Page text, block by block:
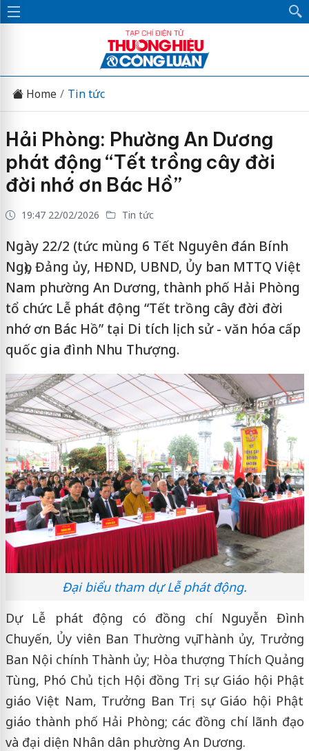
Home Tin tức
Hải Phòng: Phường An Dương
phát động “Tết trồng cây đời
đời nhớ ơn Bác Hồ”
19:47 22/02/2026 Tin tức
Ngày 22/2 (tức mùng 6 Tết Nguyên đán Bính
Ngọ), Đảng ủy, HĐND, UBND, Ủy ban MTTQ Việt
Nam phường An Dương, thành phố Hải Phòng
tổ chức Lễ phát động “Tết trồng cây đời đời
nhớ ơn Bác Hồ” tại Di tích lịch sử - văn hóa cấp
quốc gia đình Nhu Thượng.
Đại biểu tham dự Lễ phát động.
Dự Lễ phát động có đồng chí Nguyễn Đình
Chuyến, Ủy viên Ban Thường vụ Thành ủy, Trưởng
Ban Nội chính Thành ủy; Hòa thượng Thích Quảng
Tùng, Phó Chủ tịch Hội đồng Trị sự Giáo hội Phật
giáo Việt Nam, Trưởng Ban Trị sự Giáo hội Phật
giáo thành phố Hải Phòng; các đồng chí lãnh đạo
và đại diện Nhân dân phường An Dương.